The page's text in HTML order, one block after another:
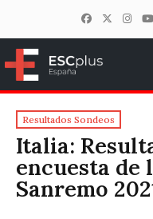
ESCplus
Resultados Sondeos
Italia:
encuesta de
Sanremo